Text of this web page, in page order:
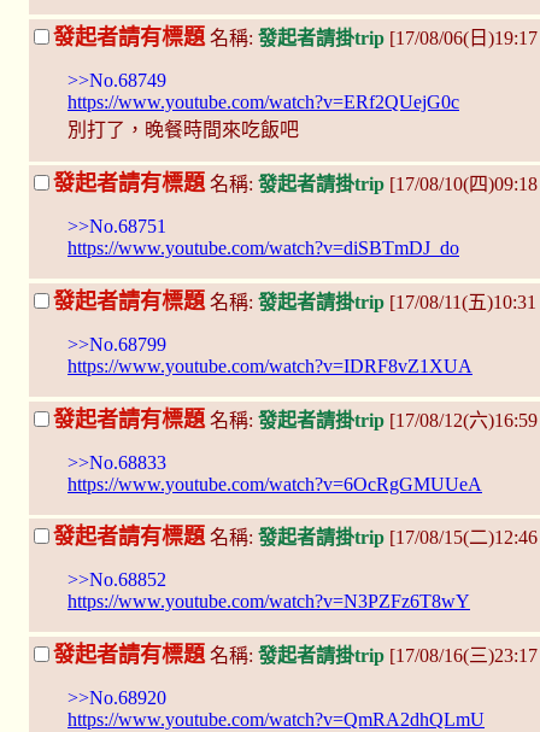
發起者請有標題 名稱: 發起者請掛trip [17/08/06(日
>>No.68749
https://www.youtube.com/watch?v=ERf2QUejG0c
別打了，晚餐時間來吃飯吧
發起者請有標題 名稱: 發起者請掛trip [17/08/10(四
>>No.68751
https://www.youtube.com/watch?v=diSBTmDJ_do
發起者請有標題 名稱: 發起者請掛trip [17/08/11(五
>>No.68799
https://www.youtube.com/watch?v=IDRF8vZ1XUA
發起者請有標題 名稱: 發起者請掛trip [17/08/12(六
>>No.68833
https://www.youtube.com/watch?v=6OcRgGMUUeA
發起者請有標題 名稱: 發起者請掛trip [17/08/15(二
>>No.68852
https://www.youtube.com/watch?v=N3PZFz6T8wY
發起者請有標題 名稱: 發起者請掛trip [17/08/16(三
>>No.68920
https://www.youtube.com/watch?v=QmRA2dhQLmU